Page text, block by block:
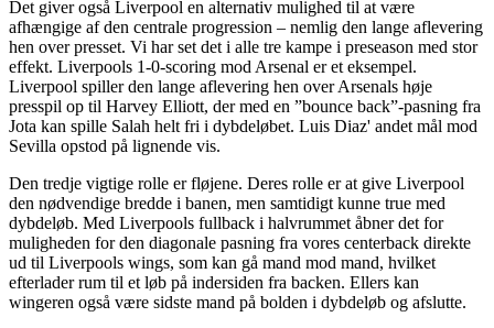
Det giver også Liverpool en alternativ mulighed til at være
afhængige af den centrale progression – nemlig den lange aflevering
hen over presset. Vi har set det i alle tre kampe i preseason med stor
effekt. Liverpools 1-0-scoring mod Arsenal er et eksempel.
Liverpool spiller den lange aflevering hen over Arsenals høje
presspil op til Harvey Elliott, der med en ”bounce back”-pasning fra
Jota kan spille Salah helt fri i dybdeløbet. Luis Diaz' andet mål mod
Sevilla opstod på lignende vis.
Den tredje vigtige rolle er fløjene. Deres rolle er at give Liverpool
den nødvendige bredde i banen, men samtidigt kunne true med
dybdeløb. Med Liverpools fullback i halvrummet åbner det for
muligheden for den diagonale pasning fra vores centerback direkte
ud til Liverpools wings, som kan gå mand mod mand, hvilket
efterlader rum til et løb på indersiden fra backen. Ellers kan
wingeren også være sidste mand på bolden i dybdeløb og afslutte.